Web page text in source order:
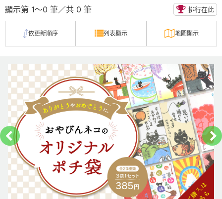
顯示第 1～0 筆／共 0 筆 排行在此
依更新順序 列表顯示 地圖顯示